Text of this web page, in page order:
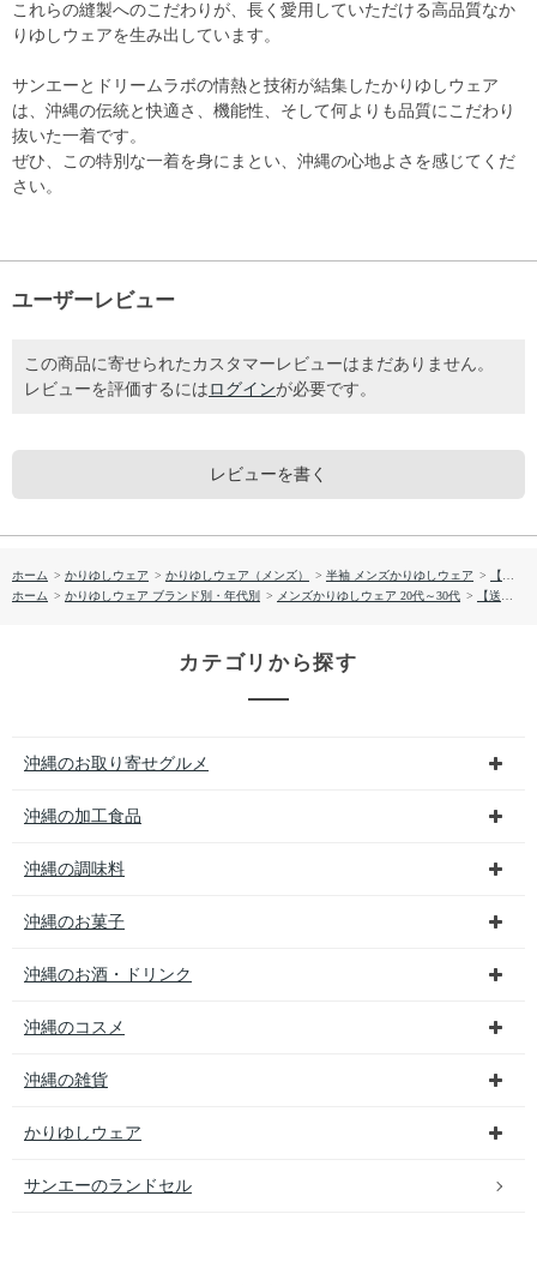
これらの縫製へのこだわりが、長く愛用していただける高品質なか
りゆしウェアを生み出しています。
サンエーとドリームラボの情熱と技術が結集したかりゆしウェア
は、沖縄の伝統と快適さ、機能性、そして何よりも品質にこだわり
抜いた一着です。
ぜひ、この特別な一着を身にまとい、沖縄の心地よさを感じてくだ
さい。
ユーザーレビュー
この商品に寄せられたカスタマーレビューはまだありません。
レビューを評価するには ログインが必要です。
レビューを書く
ホーム > かりゆしウェア > かりゆしウェア（メンズ） > 半袖 メンズかりゆしウェア >
【送料無料】ひまわり 柄 サッカー生地 かりゆしウェア P1026-18
ホーム > かりゆしウェア ブランド別・年代別 > メンズかりゆしウェア 20代～30代 > 【送料無料】ひまわり 柄 サッカー生地 かりゆしウェア P1026-18
カテゴリから探す
沖縄のお取り寄せグルメ
沖縄の加工食品
沖縄の調味料
沖縄のお菓子
沖縄のお酒・ドリンク
沖縄のコスメ
沖縄の雑貨
かりゆしウェア
サンエーのランドセル